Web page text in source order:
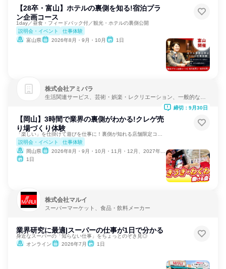
【28卒・富山】ホテルの裏側を知る!宿泊プラ
ン企画コース
1day／昼食・フィードバック付／観光・ホテルの裏側公開
説明会・イベント
仕事体験
富山県
2026年8月・9月・10月 1日
株式会社アミパラ
生活関連サービス、芸術・娯楽・レクリエーション、一般的な修
【岡山】3時間で業界の裏側がわかる!クレゲ売
り場づくり体験
説明会・イベント
仕事体験
岡山県
2026年8月・9月・10月・11月・12月、2027年1月・2月
1日
締切：9月30日
株式会社マルイ
スーパーマーケット、食品・飲料メーカー
業界研究に最適|スーパーの仕事が1日で分かる
身近なスーパーの「知らない仕事」をちょっとのぞき見◎
オンライン
2026年7月 1日